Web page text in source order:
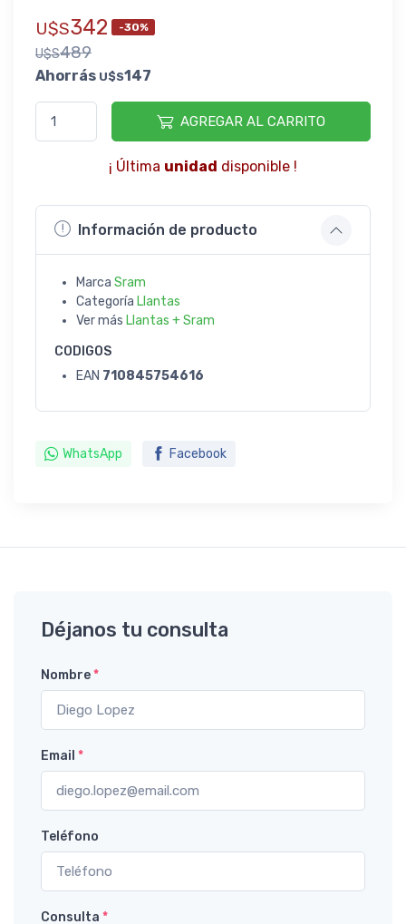
U$S342 -30%
U$S489
Ahorrás U$S147
AGREGAR AL CARRITO
¡ Última unidad disponible !
Información de producto
Marca Sram
Categoría Llantas
Ver más Llantas + Sram
CODIGOS
EAN 710845754616
WhatsApp Facebook
Déjanos tu consulta
Nombre*
Email *
Teléfono
Consulta *